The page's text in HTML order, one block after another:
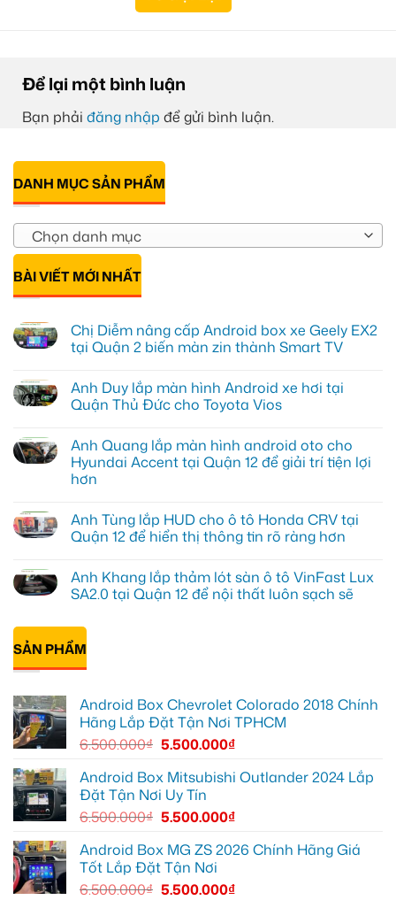
Để lại một bình luận
Bạn phải đăng nhập để gửi bình luận.
DANH MỤC SẢN PHẨM
Chọn danh mục
BÀI VIẾT MỚI NHẤT
Chị Diễm nâng cấp Android box xe Geely EX2
tại Quận 2 biến màn zin thành Smart TV
bình
luận
ở
nâng
cấp
Android
box
EX2
tại
Quận
màn
zin
thành
Anh Duy lắp màn hình Android xe hơi tại
Quận Thủ Đức cho Toyota Vios
bình
luận
ở
Anh
màn
hình
Android
tại
Quận
Thủ
Toyota
Vios
Anh Quang lắp màn hình android oto cho
Hyundai Accent tại Quận 12 để giải trí tiện lợi
hơn
bình
luận
ở
lắp
màn
hình
oto
cho
Hyundai
Accent
tại
giải
tiện
lợi
Anh Tùng lắp HUD cho ô tô Honda CRV tại
Quận 12 để hiển thị thông tin rõ ràng hơn
bình
luận
ở
Tùng
HUD
cho
ô
CRV
tại
Quận
để
thông
tin
ràng
Anh Khang lắp thảm lót sàn ô tô VinFast Lux
SA2.0 tại Quận 12 để nội thất luôn sạch sẽ
có
luận
ở
Anh
thảm
lót
sàn
Lux
SA2.0
tại
Quận
nội
thất
luôn
sạch
SẢN PHẨM
Android Box Chevrolet Colorado 2018 Chính
Hãng Lắp Đặt Tận Nơi TPHCM
6.500.000₫ 5.500.000₫
Android Box Mitsubishi Outlander 2024 Lắp
Đặt Tận Nơi Uy Tín
6.500.000₫ 5.500.000₫
Android Box MG ZS 2026 Chính Hãng Giá
Tốt Lắp Đặt Tận Nơi
6.500.000₫ 5.500.000₫